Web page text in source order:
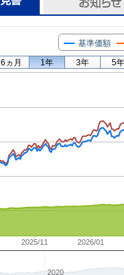
基準価額
2025/11 2026/01
2020
6ヵ月 1年 3年 5年